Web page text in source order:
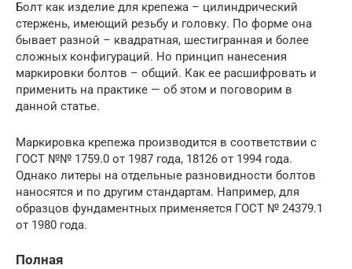
Болт как изделие для крепежа – цилиндрический
стержень, имеющий резьбу и головку. По форме она
бывает разной – квадратная, шестигранная и более
сложных конфигураций. Но принцип нанесения
маркировки болтов – общий. Как ее расшифровать и
применить на практике — об этом и поговорим в
данной статье.
Маркировка крепежа производится в соответствии с
ГОСТ №№ 1759.0 от 1987 года, 18126 от 1994 года.
Однако литеры на отдельные разновидности болтов
наносятся и по другим стандартам. Например, для
образцов фундаментных применяется ГОСТ № 24379.1
от 1980 года.
Полная